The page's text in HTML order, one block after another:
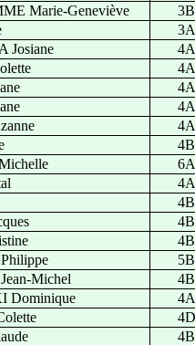
Marie-Geneviève
3B
3A
Josiane
4A
4A
4A
4A
4A
4B
6A
4A
4B
4B
4B
5B
Michel
4B
Dominique
4A
4D
4B